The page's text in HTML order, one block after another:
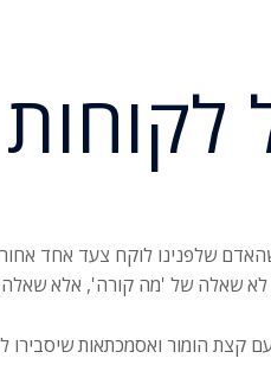
שלפנינו לוקח צעד אחד
לא שאלה של 'מה קורה', אלא
קצת הומור ואסמכתאות